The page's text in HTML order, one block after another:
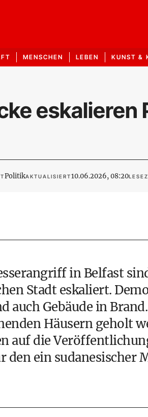
MENSCHEN LEBEN KUNST &
eskalieren
PolitikAKTUALISIERT10.06.2026, 08:20
in Belfast
Stadt eskaliert.
auch Gebäude in
Häusern geholt
auf die
den ein sudanesischer